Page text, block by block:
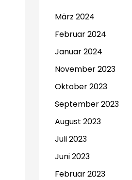
März 2024
Februar 2024
Januar 2024
November 2023
Oktober 2023
September 2023
August 2023
Juli 2023
Juni 2023
Februar 2023